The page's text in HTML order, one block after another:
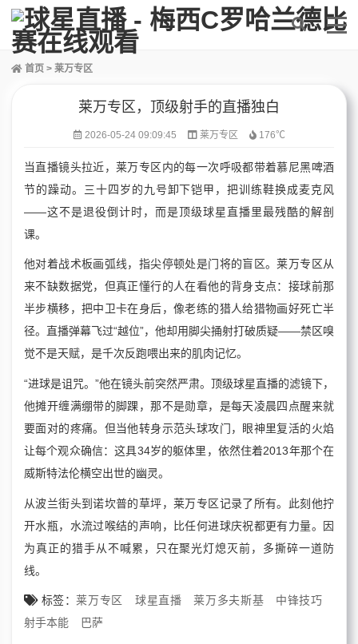
首页 > 莱万专区
莱万专区，顶级射手的直播独白
2026-05-24 09:09:45 莱万专区 176℃
当直播镜头拉近，莱万专区内的每一次呼吸都带着慕尼黑啤酒
节的躁动。三十四岁的九号卸下铠甲，把训练鞋换成麦克风
——这不是退役倒计时，而是顶级球星直播里最残酷的解剖
课。
他对着战术板画弧线，指尖停顿处是门将的盲区。莱万专区从
来不缺数据党，但真正懂行的人在看他的背身支点：接球前那
半步横移，把中卫卡在身后，像老练的猎人给猎物画好死亡半
径。直播弹幕飞过“越位”，他却用脚尖捅射打破质疑——禁区嗅
觉不是天赋，是千次反跑喂出来的肌肉记忆。
“进球是诅咒。”他在镜头前突然严肃。顶级球星直播的滤镜下，
他摊开缠满绷带的脚踝，那不是勋章，是每天凌晨四点醒来就
要面对的疼痛。但当他转身示范头球攻门，眼神里复活的火焰
让每个观众确信：这具34岁的躯体里，依然住着2013年那个在
威斯特法伦横空出世的幽灵。
从波兰街头到诺坎普的草坪，莱万专区记录了所有。此刻他拧
开水瓶，水流过喉结的声响，比任何进球庆祝都更有力量。因
为真正的猎手从不喊累，只在聚光灯熄灭前，多撕碎一道防
线。
标签：莱万专区 球星直播 莱万多夫斯基
中锋技巧
射手本能
巴萨